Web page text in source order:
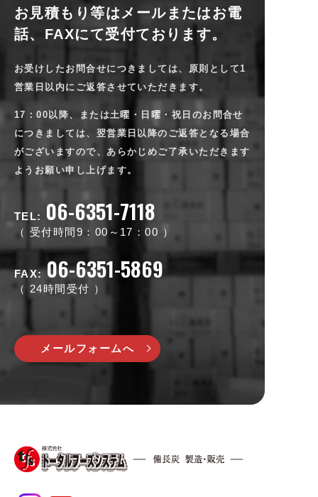
お見積もり等は メールまたはお電
話、FAXにて受付ております。
お受けしたお問合せにつきましては、原則として1
営業日以内にご返答させていただきます。
17：00以降、または土曜・日曜・祝日のお問合せ
につきましては、翌営業日以降のご返答となる場合
がございますので、あらかじめご了承いただきます
ようお願い申し上げます。
TEL: 06-6351-7118
受付時間9：00～17：00
FAX: 06-6351-5869
24時間受付
メールフォームへ